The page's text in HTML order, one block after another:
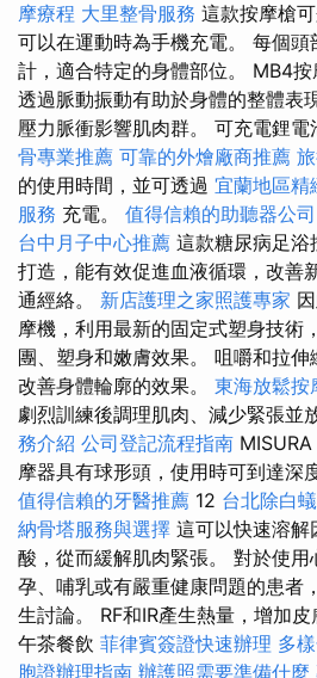
摩療程 大里整骨服務 這款按摩槍
可以在運動時為手機充電。 每個頭
計，適合特定的身體部位。 MB4按
透過脈動振動有助於身體的整體表
壓力脈衝影響肌肉群。 可充電鋰
骨專業推薦 可靠的外燴廠商推薦
的使用時間，並可透過 宜蘭地區精
服務 充電。 值得信賴的助聽器公司
台中月子中心推薦 這款糖尿病足浴
打造，能有效促進血液循環，改善
通經絡。 新店護理之家照護專家
摩機，利用最新的固定式塑身技術
團、塑身和嫩膚效果。 咀嚼和拉
改善身體輪廓的效果。 東海放鬆按
劇烈訓練後調理肌肉、減少緊張並
務介紹 公司登記流程指南 MISURA
摩器具有球形頭，使用時可到達深
值得信賴的牙醫推薦 12 台北除白
納骨塔服務與選擇 這可以快速溶解
酸，從而緩解肌肉緊張。 對於使
孕、哺乳或有嚴重健康問題的患者
生討論。 RF和IR產生熱量，增加
午茶餐飲 菲律賓簽證快速辦理 多
胞證辦理指南 辦護照需要準備什麼